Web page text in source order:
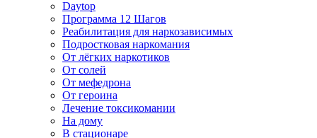
Daytop
Программа 12 Шагов
Реабилитация для наркозависимых
Подростковая наркомания
От лёгких наркотиков
От солей
От мефедрона
От героина
Лечение токсикомании
На дому
В стационаре